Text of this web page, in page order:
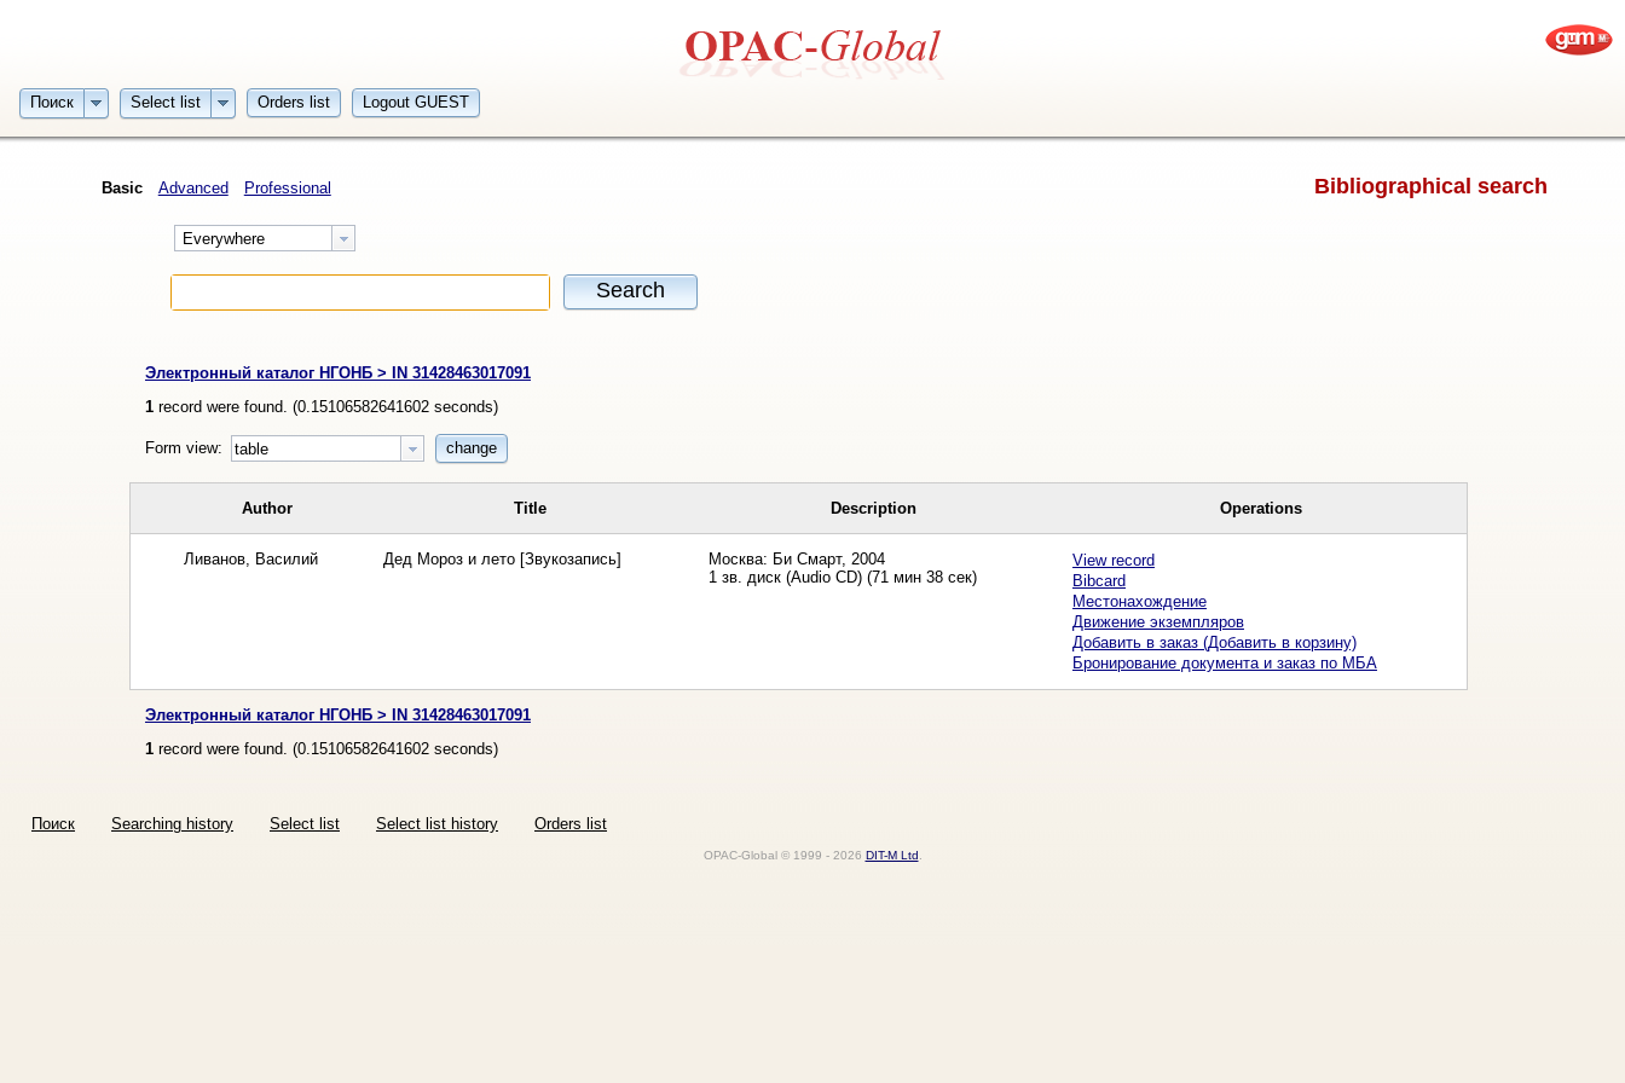
Поиск Select list Orders list Logout GUEST
Bibliographical search
Basic Advanced Professional
Everywhere
Search
Электронный каталог НГОНБ > IN 31428463017091
1record were found. (0.15106582641602seconds)
Form view: table change
Author Title Description Operations
Ливанов, Василий Дед Мороз и лето [Звукозапись]
Москва: Би Смарт, 2004
1 зв. диск (Audio CD) (71 мин 38 сек)
View record
Bibcard
Местонахождение
Движение экземпляров
Добавить в заказ (Добавить в корзину)
Бронирование документа и заказ по МБА
Электронный каталог НГОНБ > IN 31428463017091
1record were found. (0.15106582641602seconds)
Поиск Searching history Select list Select list history Orders list
OPAC-Global © 1999 - 2026 DIT-M Ltd